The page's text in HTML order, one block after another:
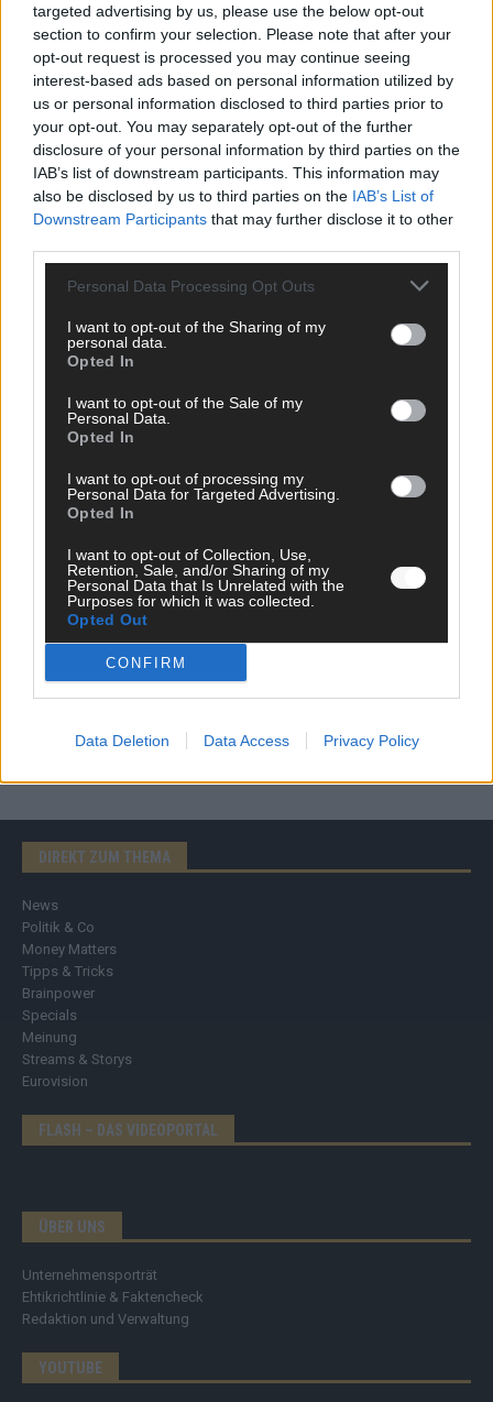
targeted advertising by us, please use the below opt-out
section to confirm your selection. Please note that after your
opt-out request is processed you may continue seeing
interest-based ads based on personal information utilized by
us or personal information disclosed to third parties prior to
your opt-out. You may separately opt-out of the further
disclosure of your personal information by third parties on the
IAB’s list of downstream participants. This information may
also be disclosed by us to third parties on the IAB’s List of
Downstream Participants that may further disclose it to other
Personal Data Processing Opt Outs
I want to opt-out of the Sharing of my
personal data.
Opted In
I want to opt-out of the Sale of my
Personal Data.
Opted In
I want to opt-out of processing my
Personal Data for Targeted Advertising.
Opted In
I want to opt-out of Collection, Use,
Retention, Sale, and/or Sharing of my
Personal Data that Is Unrelated with the
Purposes for which it was collected.
Opted Out
CONFIRM
Data Deletion Data Access Privacy Policy
Eurovision Song Contest 2026: Das erste Halbfinale – der
Abend in Bildern
Mai 2026
AD
CHECK UNS AUF FACEBOOK
DIREKT ZUM THEMA
News
Politik & Co
Money Matters
Tipps & Tricks
Brainpower
Specials
Meinung
Streams & Storys
Eurovision
FLASH – DAS VIDEOPORTAL
ÜBER UNS
Unternehmensporträt
Ehtikrichtlinie & Faktencheck
Redaktion und Verwaltung
YOUTUBE